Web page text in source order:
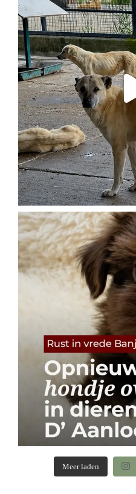
Meer laden